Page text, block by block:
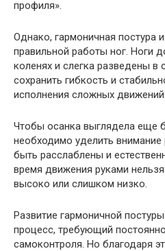
профиля».
Однако, гармоничная постура
правильной работы ног. Ноги
коленях и слегка разведены в
сохранить гибкость и
исполнения сложных движений.
Чтобы осанка выглядела еще
необходимо уделить
быть расслаблены и
время движения руками
высоко или слишком низко.
Развитие гармоничной
процесс, требующий
самоконтроля. Но благодаря